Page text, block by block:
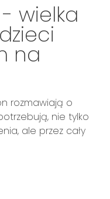
- wielka
na
rozmawiają o
nie tylko
ale przez cały